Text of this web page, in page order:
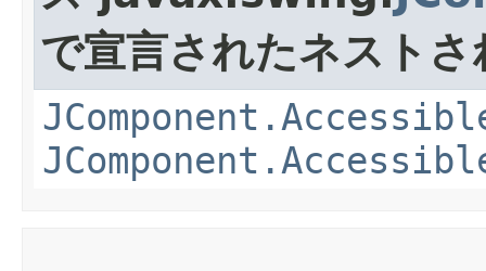
で宣言されたネスト